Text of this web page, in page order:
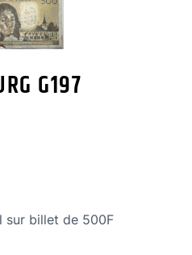
G197
sur billet de 500F